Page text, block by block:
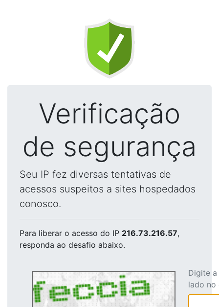
Verificação
de segurança
Seu IP fez diversas tentativas de
acessos suspeitos a sites hospedados
conosco.
Para liberar o acesso do IP 216.73.216.57,
responda ao desafio abaixo.
Digite
lado no